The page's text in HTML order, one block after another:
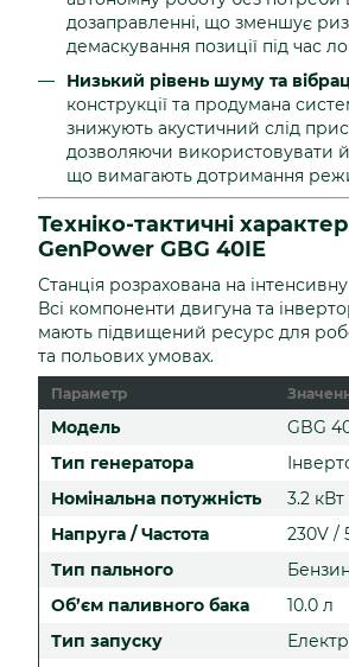
дозаправленні, що зменшує
демаскування позиції під час
Низький рівень шуму та
конструкції та продумана
знижують акустичний слід
дозволяючи використовувати
що вимагають дотримання
Техніко-тактичні
GenPower GBG 40IE
Станція розрахована на
Всі компоненти двигуна та
мають підвищений ресурс для
та польових умовах.
Параметр
Модель
GBG
Тип генератора
Номінальна потужність
3.2 кВт
Напруга / Частота
230V /
Тип пального
Об’єм паливного бака
10.0 л
Тип запуску